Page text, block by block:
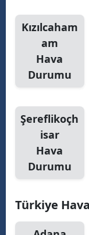
Kızılcaham
am
Hava
Durumu
Şereflikoçh
isar
Hava
Durumu
Türkiye